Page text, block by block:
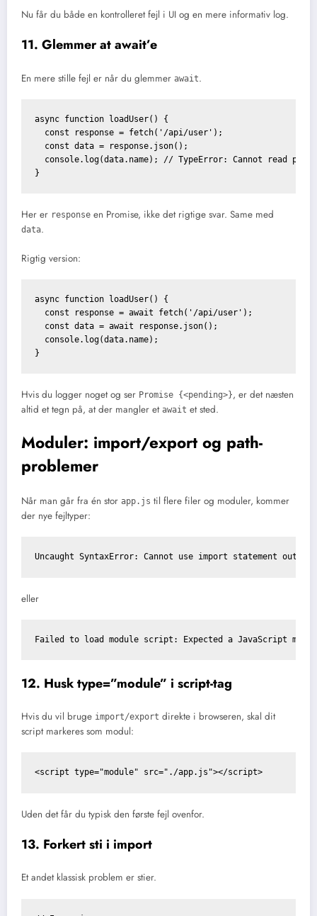
Nu får du både en kontrolleret fejl i UI og en mere informativ log.
11. Glemmer at await’e
En mere stille fejl er når du glemmer await.
async function loadUser() {
  const response = fetch('/api/user');
  const data = response.json();
console.log(data.name); // TypeError: Cannot read
}
Her er response en Promise, ikke det rigtige svar. Same med
data.
Rigtig version:
async function loadUser() {
  const response = await fetch('/api/user');
  const data = await response.json();
  console.log(data.name);
}
Hvis du logger noget og ser Promise {<pending>}, er det næsten
altid et tegn på, at der mangler et await et sted.
Moduler: import/export og path-
problemer
Når man går fra én stor app.js til flere filer og moduler, kommer
der nye fejltyper:
Uncaught SyntaxError: Cannot use import statement
eller
Failed to load module script: Expected a JavaScript
12. Husk type=”module” i script-tag
Hvis du vil bruge import/export direkte i browseren, skal dit
script markeres som modul:
<script type="module" src="./app.js"></script>
Uden det får du typisk den første fejl ovenfor.
13. Forkert sti i import
Et andet klassisk problem er stier.